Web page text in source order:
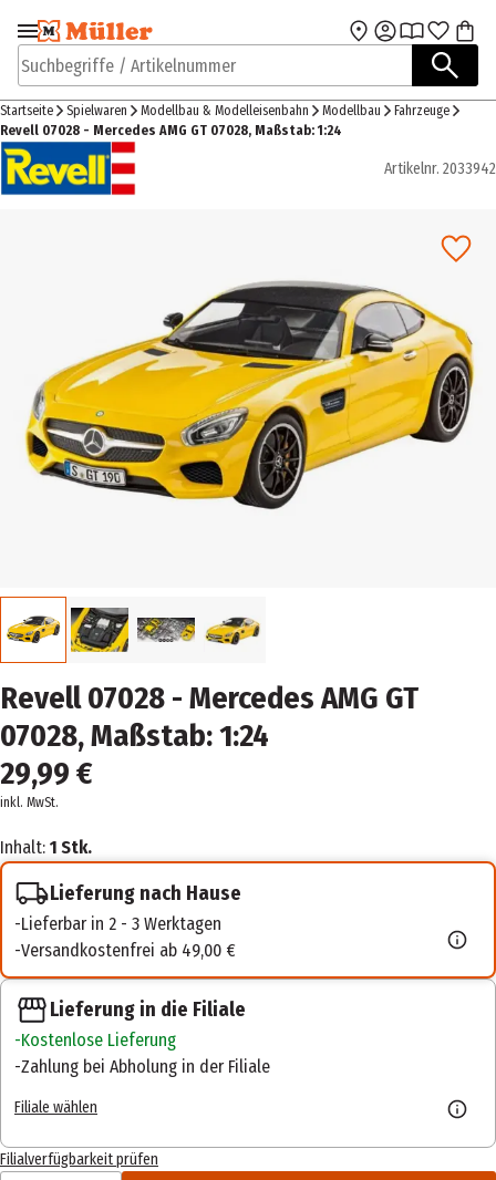
Zur Navigation
springen
Zum Hauptinhalt
Suchbegriffe / Artikelnummer
Startseite Spielwaren Modellbau & Modelleisenbahn Modellbau
Fahrzeuge
Revell 07028 - Mercedes AMG GT 07028, Maßstab: 1:24
Artikelnr. 2033942
Revell 07028 - Mercedes AMG GT
07028, Maßstab: 1:24
29,99 €
inkl. MwSt.
Inhalt: 1 Stk.
Lieferung nach Hause
Lieferbar in 2 - 3 Werktagen
Versandkostenfrei ab 49,00 €
Lieferung in die Filiale
Kostenlose Lieferung
Zahlung bei Abholung in der Filiale
Filiale wählen
Filialverfügbarkeit prüfen